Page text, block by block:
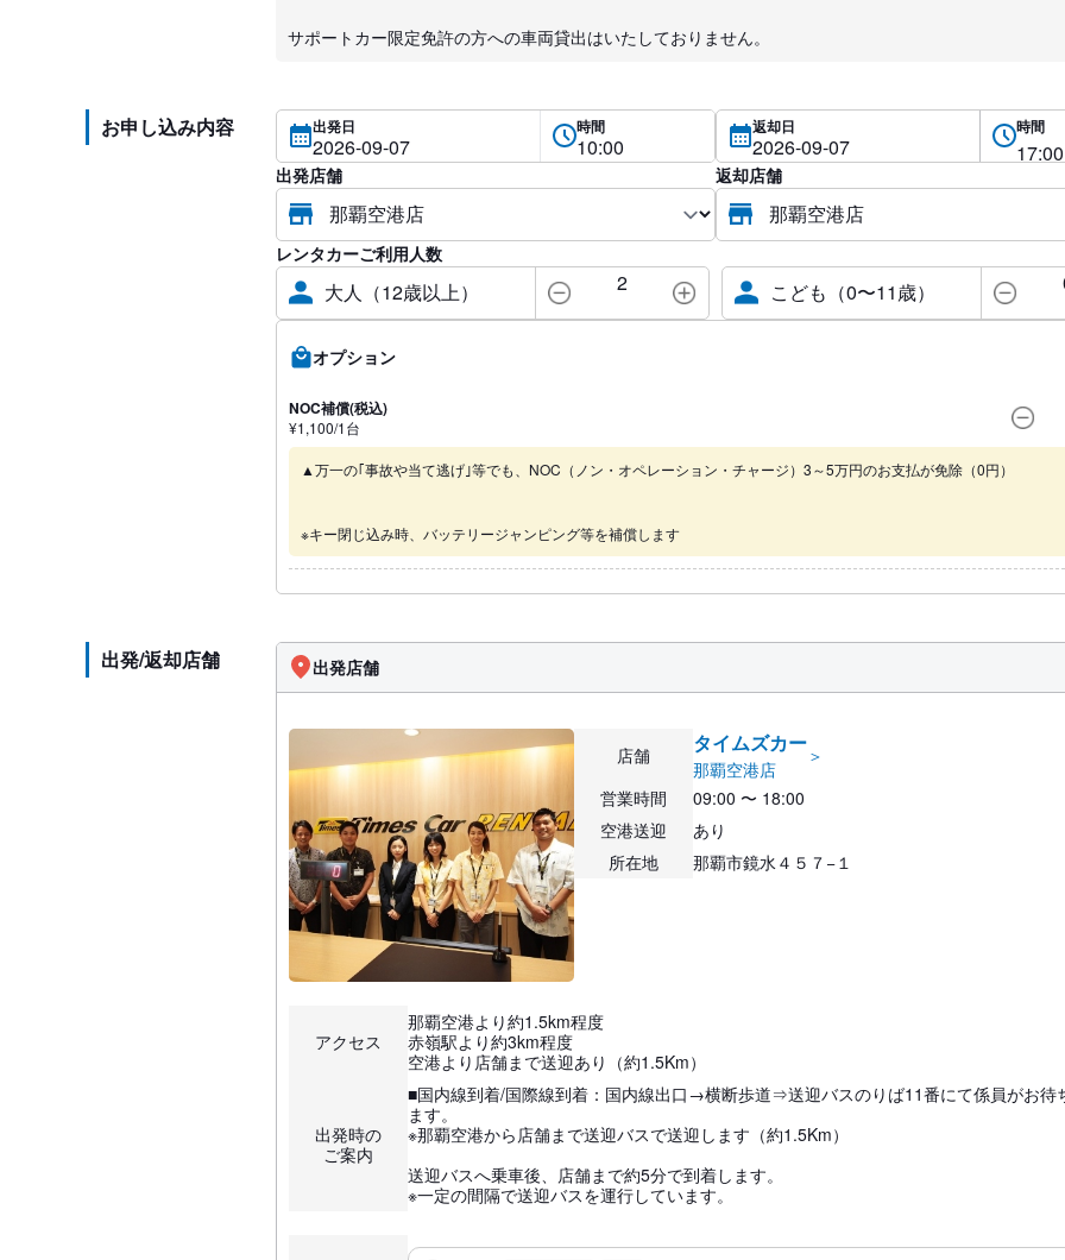
サポートカー限定免許の方への車両貸出はいたしておりません。
お申し込み内容 出発日 時間
出発店舗
返却日 時間
返却店舗
レンタカーご利用人数
大人（12歳以上） 2 こども（0〜11歳）
オプション
NOC補償(税込)
¥1,100/1台
▲万一の｢事故や当て逃げ｣等でも、NOC（ノン・オペレーション・チャージ）3～5万円のお支払が免除（0円）
※キー閉じ込み時、バッテリージャンピング等を補償します
出発/返却店舗 出発店舗
店舗 タイムズカー
那覇空港店
＞
営業時間
09:00 〜 18:00
空港送迎
あり
所在地
那覇市鏡水４５７−１
アクセス
那覇空港より約1.5km程度
赤嶺駅より約3km程度
空港より店舗まで送迎あり（約1.5Km）
出発時の
ご案内
■国内線到着/国際線到着：国内線出口→横断歩道⇒送迎バスのりば11番にて係員がお待
ます。
※那覇空港から店舗まで送迎バスで送迎します（約1.5Km）
送迎バスへ乗車後、店舗まで約5分で到着します。
※一定の間隔で送迎バスを運行しています。